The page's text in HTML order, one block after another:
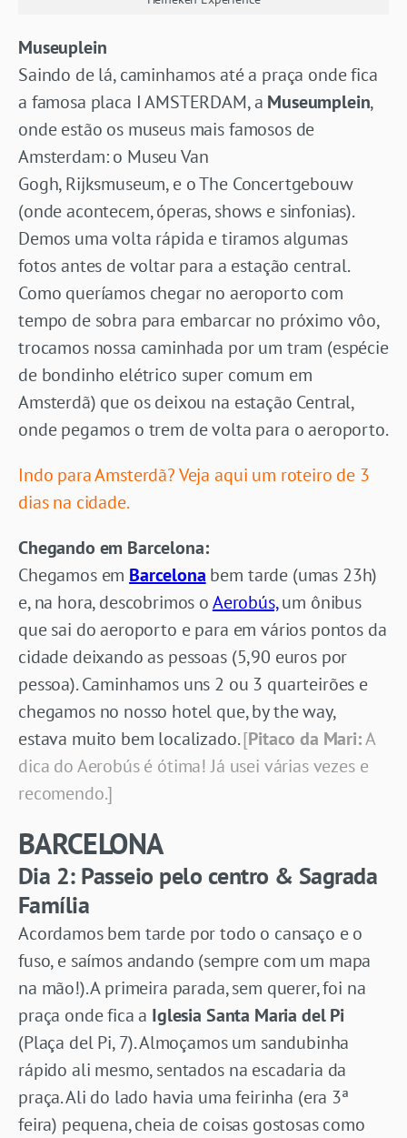
Museuplein
Saindo de lá, caminhamos até a praça onde fica
a famosa placa I AMSTERDAM, a Museumplein,
onde estão os museus mais famosos de
Amsterdam: o Museu Van
Gogh, Rijksmuseum, e o The Concertgebouw
(onde acontecem, óperas, shows e sinfonias).
Demos uma volta rápida e tiramos algumas
fotos antes de voltar para a estação central.
Como queríamos chegar no aeroporto com
tempo de sobra para embarcar no próximo vôo,
trocamos nossa caminhada por um tram (espécie
de bondinho elétrico super comum em
Amsterdã) que os deixou na estação Central,
onde pegamos o trem de volta para o aeroporto.
Indo para Amsterdã? Veja aqui um roteiro de 3
dias na cidade.
Chegando em Barcelona:
Chegamos em Barcelona bem tarde (umas 23h)
e, na hora, descobrimos oAerobús,um ônibus
que sai do aeroporto e para em vários pontos da
cidade deixando as pessoas (5,90 euros por
pessoa). Caminhamos uns 2 ou 3 quarteirões e
chegamos no nosso hotel que, by the way,
estava muito bem localizado.[Pitaco da Mari:A
dica do Aerobús é ótima! Já usei várias vezes e
recomendo.]
BARCELONA
Dia 2: Passeio pelo centro & Sagrada
Família
Acordamos bem tarde por todo o cansaço e o
fuso, e saímos andando (sempre com um mapa
na mão!). A primeira parada, sem querer, foi na
praça onde fica a Iglesia Santa Maria del Pi
(Plaça del Pi, 7). Almoçamos um sandubinha
rápido ali mesmo, sentados na escadaria da
praça. Ali do lado havia uma feirinha (era 3ª
feira) pequena, cheia de coisas gostosas como